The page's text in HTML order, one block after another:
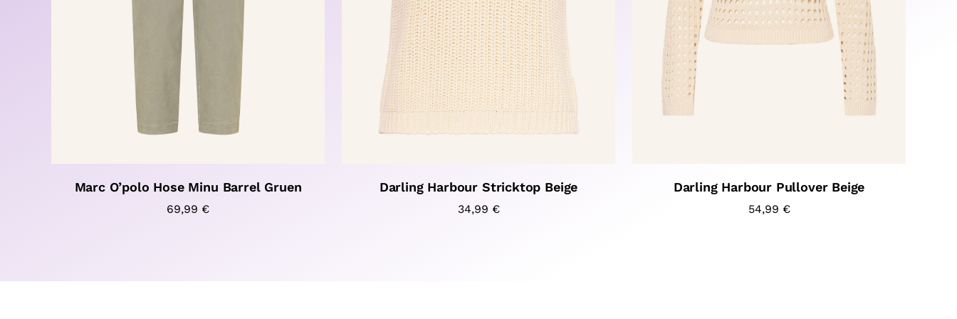
Marc O’polo Hose Minu Barrel Gruen
69,99 €
Darling Harbour Stricktop Beige
34,99 €
Darling Harbour Pullover Beige
54,99 €